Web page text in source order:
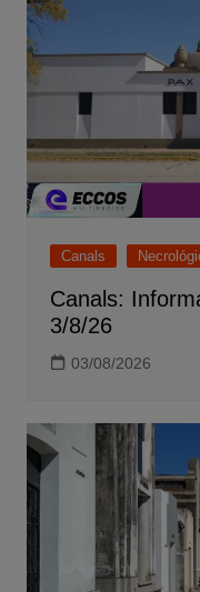
Canals
Canals:
3/8/26
03/08/2026